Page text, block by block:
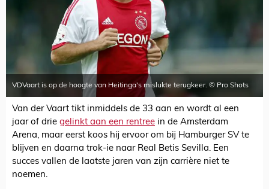
VDVaart is op de hoogte van Heitinga's mislukte terugkeer. © Pro Shots
Van der Vaart tikt inmiddels de 33 aan en wordt al een
jaar of drie gelinkt aan een rentree in de Amsterdam
Arena, maar eerst koos hij ervoor om bij Hamburger SV te
blijven en daarna trok-ie naar Real Betis Sevilla. Een
succes vallen de laatste jaren van zijn carrière niet te
noemen.